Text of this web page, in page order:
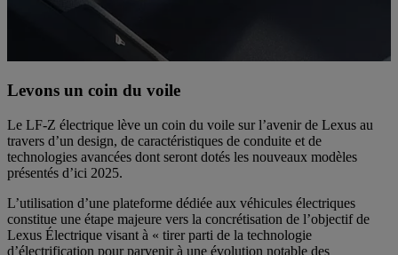
Levons un coin du voile
Le LF-Z électrique lève un coin du voile sur l’avenir de Lexus au
travers d’un design, de caractéristiques de conduite et de
technologies avancées dont seront dotés les nouveaux modèles
présentés d’ici 2025.
L’utilisation d’une plateforme dédiée aux véhicules électriques
constitue une étape majeure vers la concrétisation de l’objectif de
Lexus Électrique visant à « tirer parti de la technologie
d’électrification pour parvenir à une évolution notable des